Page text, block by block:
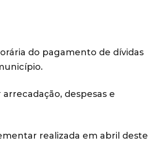
do pagamento de dívidas
despesas e
realizada em abril deste